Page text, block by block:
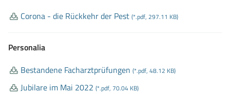
Corona - die Rückkehr der Pest (*.pdf, 297.11 KB)
Personalia
Bestandene Facharztprüfungen (*.pdf, 48.12 KB)
Jubilare im Mai 2022 (*.pdf, 70.04 KB)